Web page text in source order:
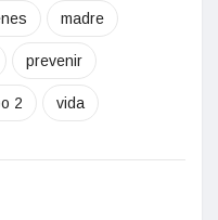
madre
prevenir
2 vida